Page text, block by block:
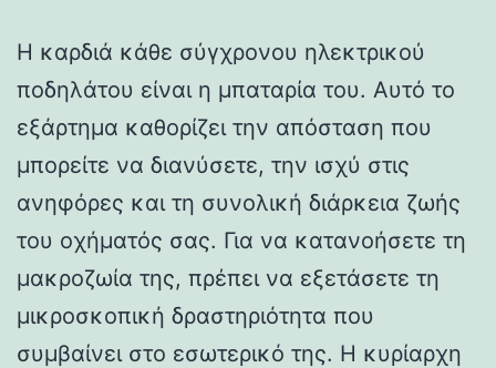
Η καρδιά κάθε σύγχρονου ηλεκτρικού
ποδηλάτου είναι η μπαταρία του. Αυτό το
εξάρτημα καθορίζει την απόσταση που
μπορείτε να διανύσετε, την ισχύ στις
ανηφόρες και τη συνολική διάρκεια ζωής
του οχήματός σας. Για να κατανοήσετε τη
μακροζωία της, πρέπει να εξετάσετε τη
μικροσκοπική δραστηριότητα που
συμβαίνει στο εσωτερικό της. Η κυρίαρχη